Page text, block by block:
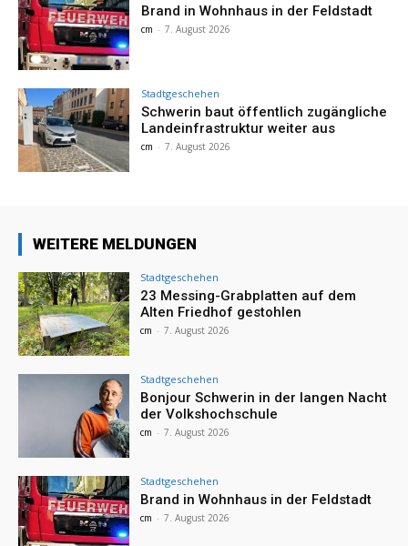
Brand in Wohnhaus in der Feldstadt
cm - 7. August 2026
Stadtgeschehen
Schwerin baut öffentlich zugängliche
Landeinfrastruktur weiter aus
cm - 7. August 2026
WEITERE MELDUNGEN
Stadtgeschehen
23 Messing-Grabplatten auf dem
Alten Friedhof gestohlen
cm - 7. August 2026
Stadtgeschehen
Bonjour Schwerin in der langen Nacht
der Volkshochschule
cm - 7. August 2026
Stadtgeschehen
Brand in Wohnhaus in der Feldstadt
cm - 7. August 2026